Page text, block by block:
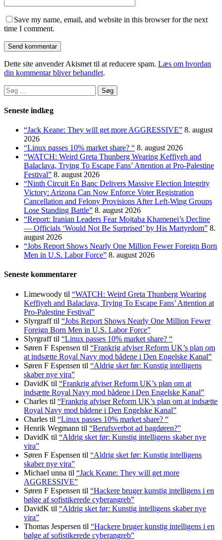
Save my name, email, and website in this browser for the next
time I comment.
Dette site anvender Akismet til at reducere spam. Læs om hvordan
din kommentar bliver behandlet.
Søg
efter:
Seneste indlæg
“Jack Keane: They will get more AGGRESSIVE” 8. august
2026
“Linux passes 10% market share? “ 8. august 2026
“WATCH: Weird Greta Thunberg Wearing Keffiyeh and
Balaclava, Trying To Escape Fans’ Attention at Pro-Palestine
Festival” 8. august 2026
“Ninth Circuit En Banc Delivers Massive Election Integrity
Victory: Arizona Can Now Enforce Voter Registration
Cancellation and Felony Provisions After Left-Wing Groups
Lose Standing Battle” 8. august 2026
“Report: Iranian Leaders Fear Mojtaba Khamenei’s Decline
— Officials ‘Would Not Be Surprised’ by His Martyrdom” 8.
august 2026
“Jobs Report Shows Nearly One Million Fewer Foreign Born
Men in U.S. Labor Force” 8. august 2026
Seneste kommentarer
Limewoody til “WATCH: Weird Greta Thunberg Wearing
Keffiyeh and Balaclava, Trying To Escape Fans’ Attention at
Pro-Palestine Festival”
Slyrgrafftil “Jobs Report Shows Nearly One Million Fewer
Foreign Born Men in U.S. Labor Force”
Slyrgrafftil “Linux passes 10% market share? “
Søren F Espensen til “Frankrig afviser Reform UK’s plan om
at indsætte Royal Navy mod bådene i Den Engelske Kanal”
Søren F Espensen til “Aldrig sket før: Kunstig intelligens
skaber nye vira”
DavidK til “Frankrig afviser Reform UK’s plan om at
indsætte Royal Navy mod bådene i Den Engelske Kanal”
Charles til “Frankrig afviser Reform UK’s plan om at indsætte
Royal Navy mod bådene i Den Engelske Kanal”
Charles til “Linux passes 10% market share? “
Henrik Wegmann til “Berufsverbot ad bagdøren?”
DavidK til “Aldrig sket før: Kunstig intelligens skaber nye
vira”
Søren F Espensen til “Aldrig sket før: Kunstig intelligens
skaber nye vira”
Michael unna til “Jack Keane: They will get more
AGGRESSIVE”
Søren F Espensen til “Hackere bruger kunstig intelligens i en
bølge af sofistikerede cyberangreb”
DavidK til “Aldrig sket før: Kunstig intelligens skaber nye
vira”
Thomas Jespersen til “Hackere bruger kunstig intelligens i en
bølge af sofistikerede cyberangreb”